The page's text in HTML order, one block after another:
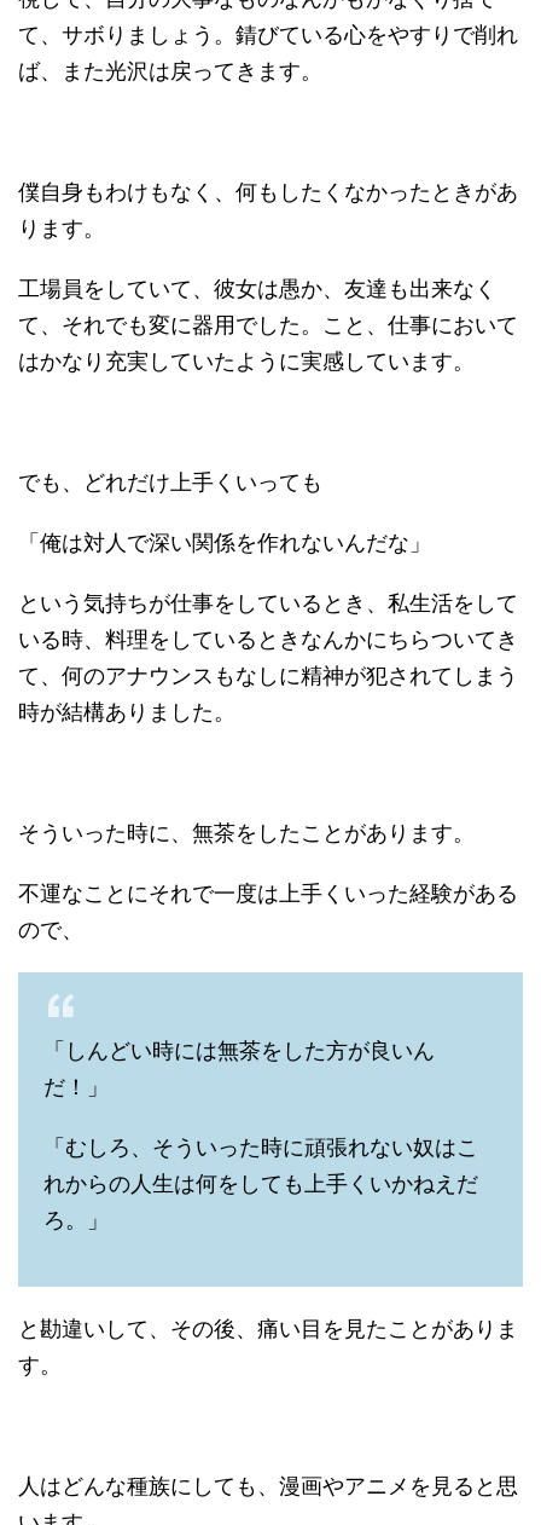
て、サボりましょう。錆びている心をやすりで削れ
ば、また光沢は戻ってきます。
僕自身もわけもなく、何もしたくなかったときがあ
ります。
工場員をしていて、彼女は愚か、友達も出来なく
て、それでも変に器用でした。こと、仕事において
はかなり充実していたように実感しています。
でも、どれだけ上手くいっても
「俺は対人で深い関係を作れないんだな」
という気持ちが仕事をしているとき、私生活をして
いる時、料理をしているときなんかにちらついてき
て、何のアナウンスもなしに精神が犯されてしまう
時が結構ありました。
そういった時に、無茶をしたことがあります。
不運なことにそれで一度は上手くいった経験がある
ので、
「しんどい時には無茶をした方が良いん
だ！」
「むしろ、そういった時に頑張れない奴はこ
れからの人生は何をしても上手くいかねえだ
ろ。」
と勘違いして、その後、痛い目を見たことがありま
す。
人はどんな種族にしても、漫画やアニメを見ると思